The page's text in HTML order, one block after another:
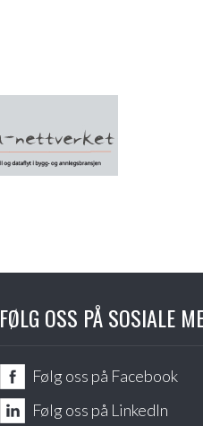
FØLG OSS PÅ SOSIALE
Følg oss på Facebook
Følg oss på LinkedIn